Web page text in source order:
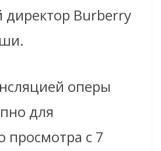
директор Burberry
оперы
для
просмотра с 7